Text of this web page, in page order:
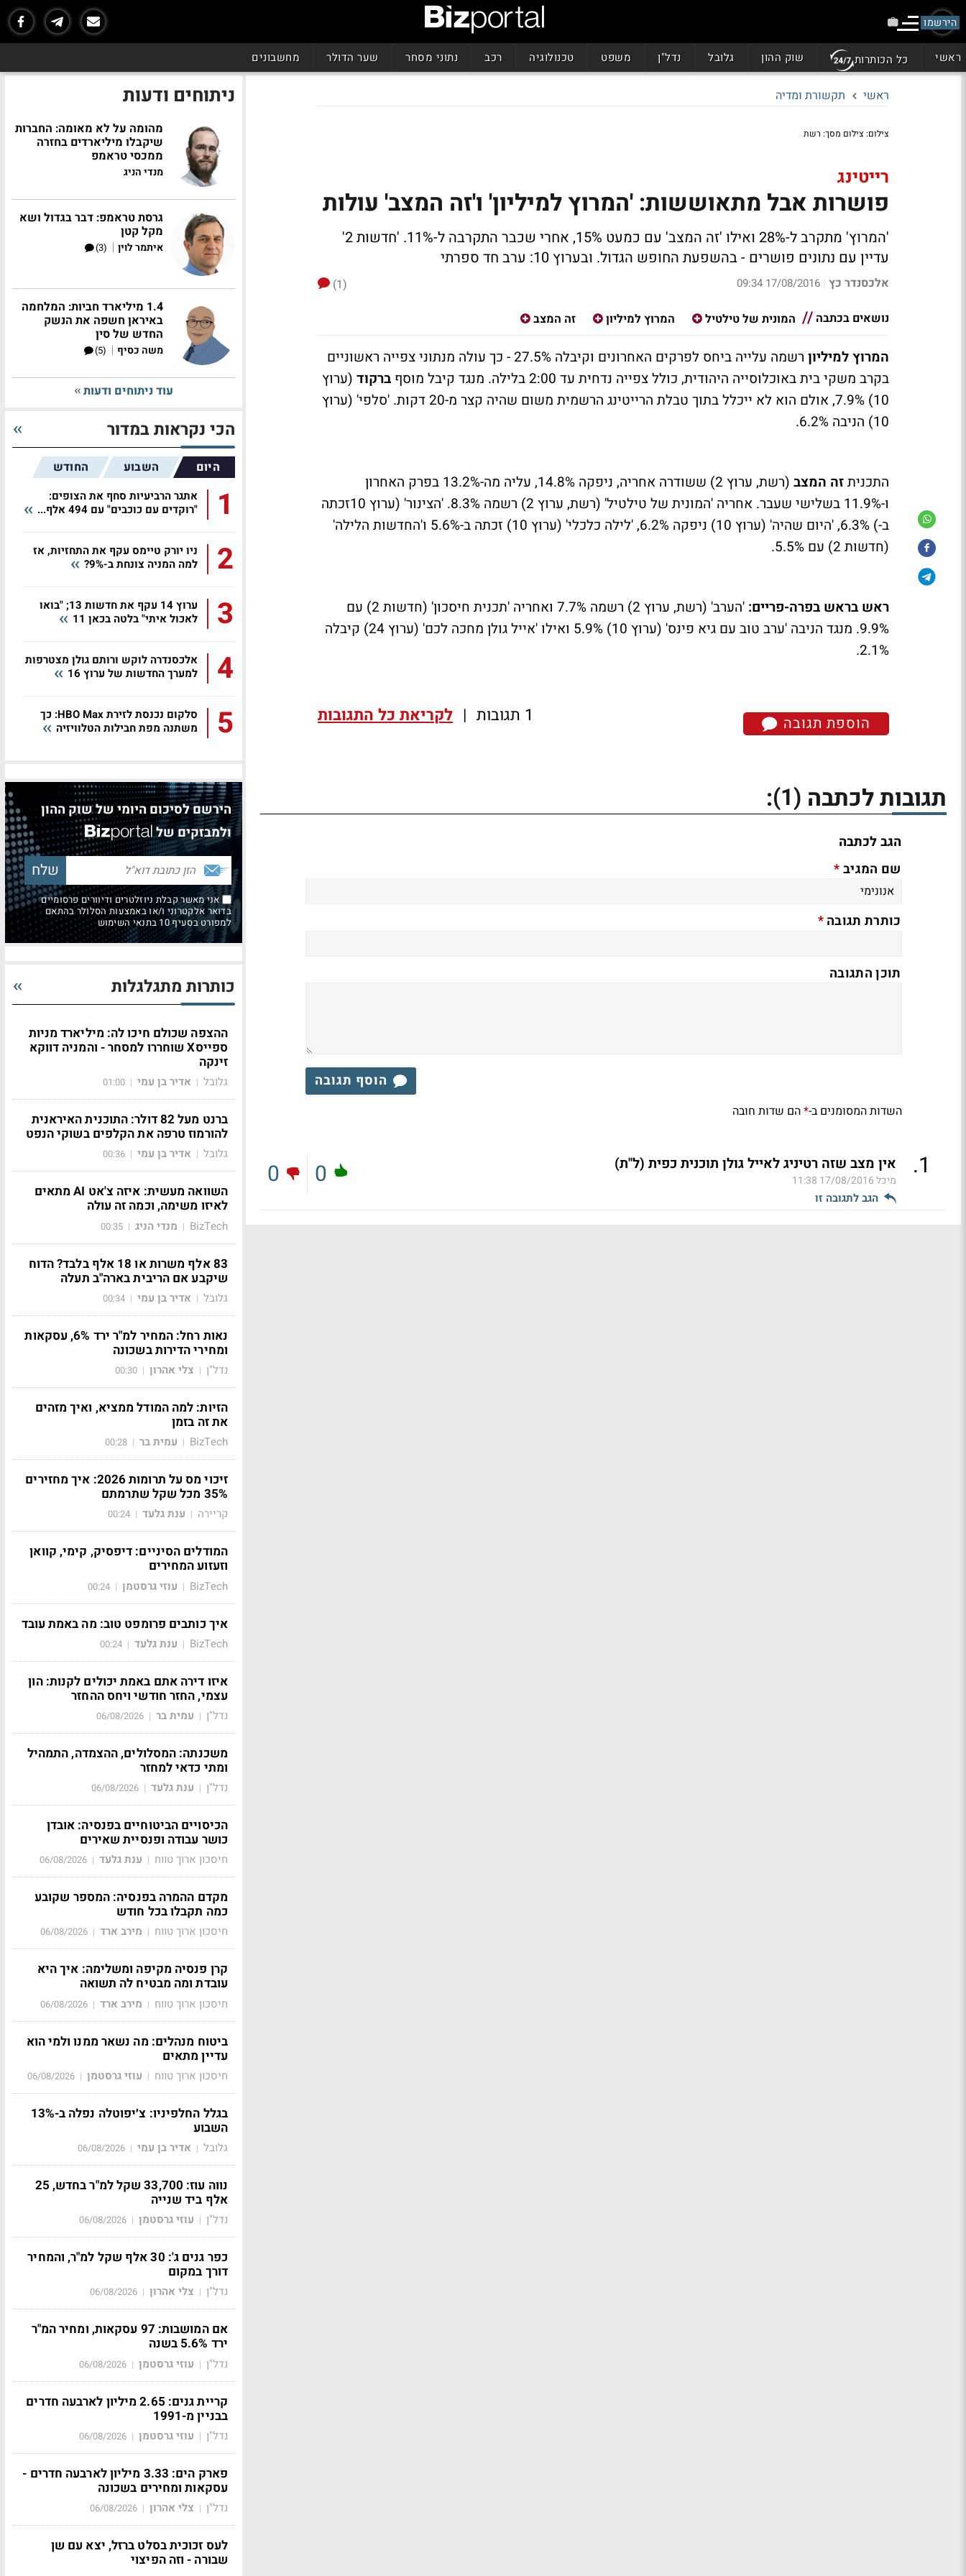
הירשמו
ראשי כל הכותרות שוק ההון גלובל נדל"ן משפט טכנולוגיה רכב נתוני מסחר שער הדולר מחשבונים
ראשי תקשורת ומדיה
צילום: צילום מסך: רשת
רייטינג
פושרות אבל מתאוששות: 'המרוץ למיליון' ו'זה המצב' עולות
'המרוץ' מתקרב ל-28% ואילו 'זה המצב' עם כמעט 15%, אחרי שכבר התקרבה ל-11%. 'חדשות 2'
עדיין עם נתונים פושרים - בהשפעת החופש הגדול. ובערוץ 10: ערב חד ספרתי
אלכסנדר כץ |
17/08/2016 09:34
(1)
נושאים בכתבה
המונית של טילטיל המרוץ למיליון זה המצב
המרוץ למיליון
רשמה עלייה ביחס לפרקים האחרונים וקיבלה 27.5% - כך עולה מנתוני צפייה ראשוניים
בקרב משקי בית באוכלוסייה היהודית, כולל צפייה נדחית עד 2:00 בלילה. מנגד קיבל מוסף
ברקוד (ערוץ
10) 7.9%, אולם הוא לא ייכלל בתוך טבלת הרייטינג הרשמית משום שהיה קצר מ-20 דקות. 'סלפי' (ערוץ
10) הניבה 6.2%.
התכניתזה המצב
(רשת, ערוץ 2) ששודרה אחריה, ניפקה 14.8%, עליה מה-13.2% בפרק האחרון
ו-11.9% בשלישי שעבר. אחריה 'המונית של טילטיל' (רשת, ערוץ 2) רשמה 8.3%. 'הצינור' (ערוץ 10זכתה
ב-) 6.3%, 'היום שהיה' (ערוץ 10) ניפקה 6.2%, 'לילה כלכלי' (ערוץ 10) זכתה ב-5.6% ו'החדשות הלילה'
(חדשות 2) עם 5.5%.
ראש בראש בפרה-פריים:
'הערב' (רשת, ערוץ 2) רשמה 7.7% ואחריה 'תכנית חיסכון' (חדשות 2) עם
9.9%. מנגד הניבה 'ערב טוב עם גיא פינס' (ערוץ 10) 5.9% ואילו 'אייל גולן מחכה לכם' (ערוץ 24) קיבלה
2.1%.
הוספת תגובה 1 תגובות | לקריאת כל התגובות
תגובות לכתבה (1)
:
הגב לכתבה
שם המגיב*
כותרת תגובה*
תוכן התגובה
הוסף תגובה
השדות המסומנים ב-*הם שדות חובה
1
. אין מצב שזה רטיניג לאייל גולן תוכנית כפית (ל"ת)
מיכל17/08/2016 11:38
הגב לתגובה זו
0
0
ניתוחים ודעות
מהומה על לא מאומה: החברות
שיקבלו מיליארדים בחזרה
ממכסי טראמפ
מנדי הניג
גרסת טראמפ: דבר בגדול ושא
מקל קטן
איתמר לוין |
(3)
1.4 מיליארד חביות: המלחמה
באיראן חשפה את הנשק
החדש של סין
משה כסיף |
(5)
עוד ניתוחים ודעות
הכי נקראות במדור
היום השבוע החודש
1
אתגר הרביעיות סחף את הצופים:
"רוקדים עם כוכבים" עם 494 אלף...
2
ניו יורק טיימס עקף את התחזיות, אז
למה המניה צונחת ב-9%?
3
ערוץ 14 עקף את חדשות 13; "בואו
לאכול איתי" בלטה בכאן 11
4
אלכסנדרה לוקש ורותם גולן מצטרפות
למערך החדשות של ערוץ 16
5
סלקום נכנסת לזירת HBO Max: כך
משתנה מפת חבילות הטלוויזיה
הירשם לסיכום היומי של שוק ההון
ולמבזקים של
אני מאשר קבלת ניוזלטרים ודיוורים פרסומיים
בדואר אלקטרוני ו/או באמצעות הסלולר בהתאם
למפורט בסעיף 10 בתנאי השימוש
כותרות מתגלגלות
ההצפה שכולם חיכו לה: מיליארד מניות
ספייסX שוחררו למסחר - והמניה דווקא
זינקה
גלובל | אדיר בן עמי |
01:00
ברנט מעל 82 דולר: התוכנית האיראנית
להורמוז טרפה את הקלפים בשוקי הנפט
גלובל | אדיר בן עמי |
00:36
השוואה מעשית: איזה צ'אט AI מתאים
לאיזו משימה, וכמה זה עולה
BizTech
| מנדי הניג |
00:35
83 אלף משרות או 18 אלף בלבד? הדוח
שיקבע אם הריבית בארה"ב תעלה
גלובל | אדיר בן עמי |
00:34
נאות רחל: המחיר למ"ר ירד 6%, עסקאות
ומחירי הדירות בשכונה
נדל"ן | צלי אהרון |
00:30
הזיות: למה המודל ממציא, ואיך מזהים
את זה בזמן
BizTech
| עמית בר |
00:28
זיכוי מס על תרומות 2026: איך מחזירים
35% מכל שקל שתרמתם
קריירה | ענת גלעד |
00:24
המודלים הסיניים: דיפסיק, קימי, קוואן
וזעזוע המחירים
BizTech
| עוזי גרסטמן |
00:24
איך כותבים פרומפט טוב: מה באמת עובד
BizTech
| ענת גלעד |
00:24
איזו דירה אתם באמת יכולים לקנות: הון
עצמי, החזר חודשי ויחס ההחזר
נדל"ן | עמית בר |
06/08/2026
משכנתה: המסלולים, ההצמדה, התמהיל
ומתי כדאי למחזר
נדל"ן | ענת גלעד |
06/08/2026
הכיסויים הביטוחיים בפנסיה: אובדן
כושר עבודה ופנסיית שאירים
חיסכון ארוך טווח | ענת גלעד |
06/08/2026
מקדם ההמרה בפנסיה: המספר שקובע
כמה תקבלו בכל חודש
חיסכון ארוך טווח | מירב ארד |
06/08/2026
קרן פנסיה מקיפה ומשלימה: איך היא
עובדת ומה מבטיח לה תשואה
חיסכון ארוך טווח | מירב ארד |
06/08/2026
ביטוח מנהלים: מה נשאר ממנו ולמי הוא
עדיין מתאים
חיסכון ארוך טווח | עוזי גרסטמן |
06/08/2026
בגלל החלפיניו: צ׳יפוטלה נפלה ב-13%
השבוע
גלובל | אדיר בן עמי |
06/08/2026
נווה עוז: 33,700 שקל למ"ר בחדש, 25
אלף ביד שנייה
נדל"ן | עוזי גרסטמן |
06/08/2026
כפר גנים ג': 30 אלף שקל למ"ר, והמחיר
דורך במקום
נדל"ן | צלי אהרון |
06/08/2026
אם המושבות: 97 עסקאות, ומחיר המ"ר
ירד 5.6% בשנה
נדל"ן | עוזי גרסטמן |
06/08/2026
קריית גנים: 2.65 מיליון לארבעה חדרים
בבניין מ-1991
נדל"ן | עוזי גרסטמן |
06/08/2026
פארק הים: 3.33 מיליון לארבעה חדרים -
עסקאות ומחירים בשכונה
נדל"ן | צלי אהרון |
06/08/2026
לעס זכוכית בסלט ברזל, יצא עם שן
שבורה - וזה הפיצוי